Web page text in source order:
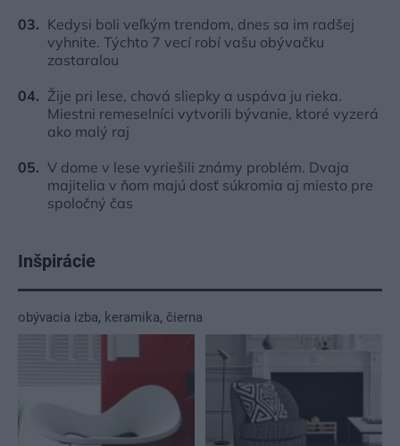
Kedysi boli veľkým trendom, dnes sa im radšej
vyhnite. Týchto 7 vecí robí vašu obývačku
zastaralou
Žije pri lese, chová sliepky a uspáva ju rieka.
Miestni remeselníci vytvorili bývanie, ktoré vyzerá
ako malý raj
V dome v lese vyriešili známy problém. Dvaja
majitelia v ňom majú dosť súkromia aj miesto pre
spoločný čas
Inšpirácie
obývacia izba, keramika, čierna